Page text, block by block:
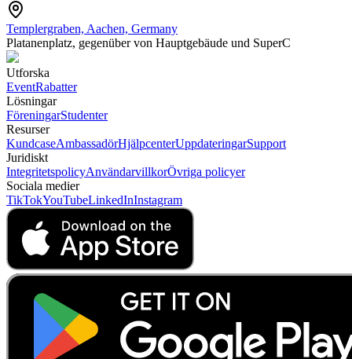
Templergraben, Aachen, Germany
Platanenplatz, gegenüber von Hauptgebäude und SuperC
Utforska
EventRabatter
Lösningar
FöreningarStudenter
Resurser
KundcaseAmbassadörHjälpcenterUppdateringarSupport
Juridiskt
IntegritetspolicyAnvändarvillkorÖvriga policyer
Sociala medier
TikTokYouTubeLinkedInInstagram